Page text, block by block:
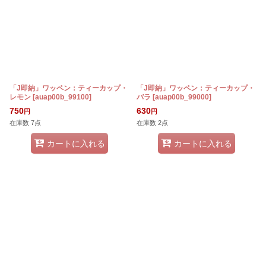
「J即納」ワッペン：ティーカップ・
レモン [auap00b_99100]
750円
在庫数 7点
カートに入れる
「J即納」ワッペン：ティーカップ・
バラ [auap00b_99000]
630円
在庫数 2点
カートに入れる